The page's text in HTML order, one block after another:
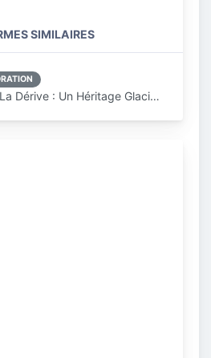
SIMILAIRES
La Dérive : Un Héritage Glaci…